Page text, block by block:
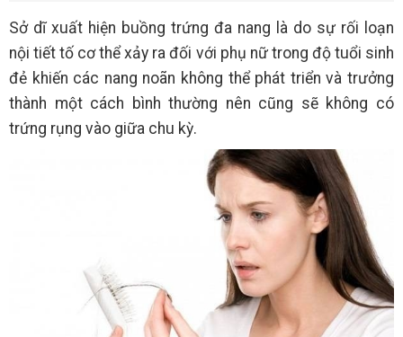
Sở dĩ xuất hiện buồng trứng đa nang là do sự rối loạn
nội tiết tố cơ thể xảy ra đối với phụ nữ trong độ tuổi sinh
đẻ khiến các nang noãn không thể phát triển và trưởng
thành một cách bình thường nên cũng sẽ không có
trứng rụng vào giữa chu kỳ.